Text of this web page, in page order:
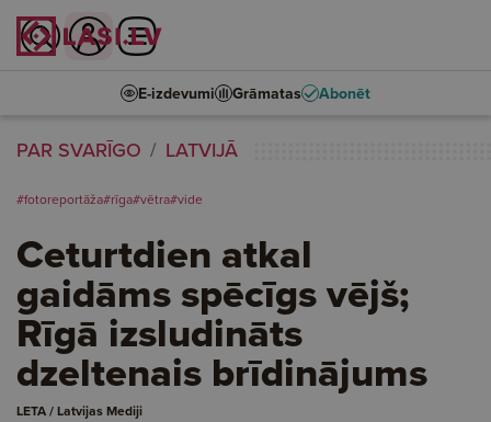
E-izdevumi Grāmatas Abonēt
PAR SVARĪGO LATVIJĀ
#fotoreportāža#rīga#vētra#vide
Ceturtdien atkal
gaidāms spēcīgs vējš;
Rīgā izsludināts
dzeltenais brīdinājums
LETA / Latvijas Mediji